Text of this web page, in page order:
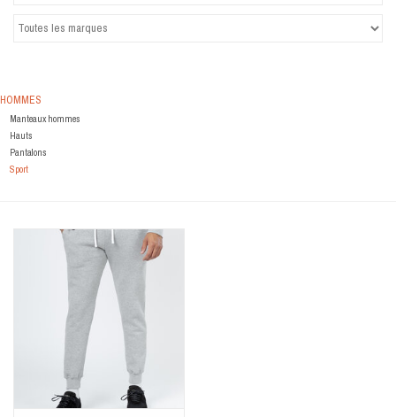
HOMMES
Manteaux hommes
Hauts
Pantalons
Sport